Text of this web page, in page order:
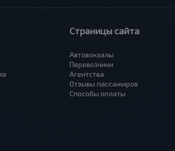
Страницы сайта
Автовокзалы
Перевозчики
Агентства
Отзывы пассажиров
Способы оплаты